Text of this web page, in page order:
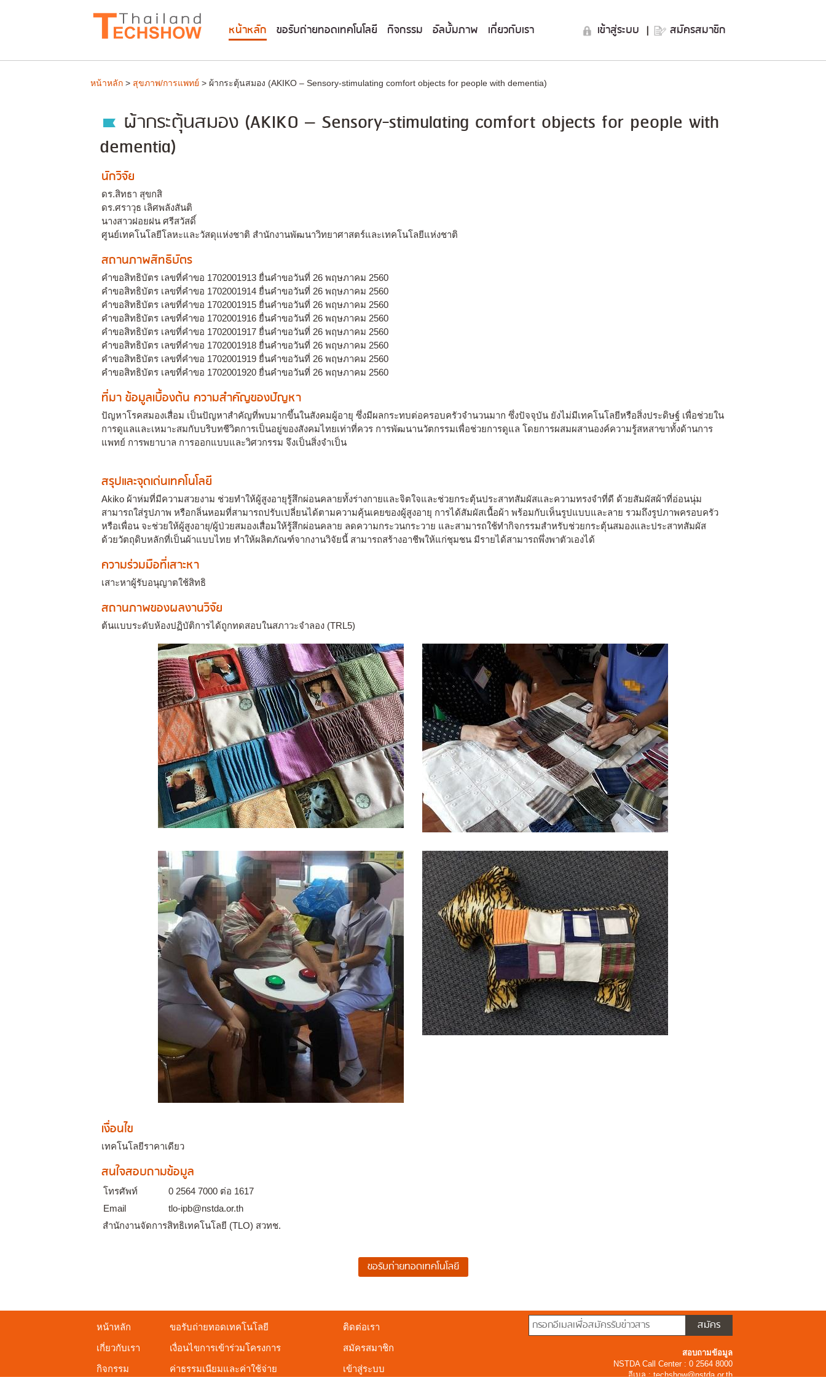
หน้าหลัก ขอรับถ่ายทอดเทคโนโลยี กิจกรรม อัลบั้มภาพ เกี่ยวกับเรา เข้าสู่ระบบ | สมัครสมาชิก
หน้าหลัก > สุขภาพ/การแพทย์ > ผ้ากระตุ้นสมอง (AKIKO – Sensory-stimulating comfort objects for people with dementia)
ผ้ากระตุ้นสมอง (AKIKO – Sensory-stimulating comfort objects for people with
dementia)
นักวิจัย
ดร.สิทธา สุขกสิ
ดร.ศราวุธ เลิศพลังสันติ
นางสาวฝอยฝน ศรีสวัสดิ์
ศูนย์เทคโนโลยีโลหะและวัสดุแห่งชาติ สํานักงานพัฒนาวิทยาศาสตร์และเทคโนโลยีแห่งชาติ
สถานภาพสิทธิบัตร
คำขอสิทธิบัตร เลขที่คำขอ 1702001913 ยื่นคำขอวันที่ 26 พฤษภาคม 2560
คำขอสิทธิบัตร เลขที่คำขอ 1702001914 ยื่นคำขอวันที่ 26 พฤษภาคม 2560
คำขอสิทธิบัตร เลขที่คำขอ 1702001915 ยื่นคำขอวันที่ 26 พฤษภาคม 2560
คำขอสิทธิบัตร เลขที่คำขอ 1702001916 ยื่นคำขอวันที่ 26 พฤษภาคม 2560
คำขอสิทธิบัตร เลขที่คำขอ 1702001917 ยื่นคำขอวันที่ 26 พฤษภาคม 2560
คำขอสิทธิบัตร เลขที่คำขอ 1702001918 ยื่นคำขอวันที่ 26 พฤษภาคม 2560
คำขอสิทธิบัตร เลขที่คำขอ 1702001919 ยื่นคำขอวันที่ 26 พฤษภาคม 2560
คำขอสิทธิบัตร เลขที่คำขอ 1702001920 ยื่นคำขอวันที่ 26 พฤษภาคม 2560
ที่มา ข้อมูลเบื้องต้น ความสำคัญของปัญหา
ปัญหาโรคสมองเสื่อม เป็นปัญหาสำคัญที่พบมากขึ้นในสังคมผู้อายุ ซึ่งมีผลกระทบต่อครอบครัวจำนวนมาก ซึ่งปัจจุบัน ยังไม่มีเทคโนโลยีหรือสิ่งประดิษฐ์ เพื่อช่วยใน
การดูแลและเหมาะสมกับบริบทชีวิตการเป็นอยู่ของสังคมไทยเท่าที่ควร การพัฒนานวัตกรรมเพื่อช่วยการดูแล โดยการผสมผสานองค์ความรู้สหสาขาทั้งด้านการ
แพทย์ การพยาบาล การออกแบบและวิศวกรรม จึงเป็นสิ่งจำเป็น
สรุปและจุดเด่นเทคโนโลยี
Akiko ผ้าห่มที่มีความสวยงาม ช่วยทำให้ผู้สูงอายุรู้สึกผ่อนคลายทั้งร่างกายและจิตใจและช่วยกระตุ้นประสาทสัมผัสและความทรงจำที่ดี ด้วยสัมผัสผ้าที่อ่อนนุ่ม
สามารถใส่รูปภาพ หรือกลิ่นหอมที่สามารถปรับเปลี่ยนได้ตามความคุ้นเคยของผู้สูงอายุ การได้สัมผัสเนื้อผ้า พร้อมกับเห็นรูปแบบและลาย รวมถึงรูปภาพครอบครัว
หรือเพื่อน จะช่วยให้ผู้สูงอายุ/ผู้ป่วยสมองเสื่อมให้รู้สึกผ่อนคลาย ลดความกระวนกระวาย และสามารถใช้ทำกิจกรรมสำหรับช่วยกระตุ้นสมองและประสาทสัมผัส
ด้วยวัตถุดิบหลักที่เป็นผ้าแบบไทย ทำให้ผลิตภัณฑ์จากงานวิจัยนี้ สามารถสร้างอาชีพให้แก่ชุมชน มีรายได้สามารถพึ่งพาตัวเองได้
ความร่วมมือที่เสาะหา
เสาะหาผู้รับอนุญาตใช้สิทธิ
สถานภาพของผลงานวิจัย
ต้นแบบระดับห้องปฏิบัติการได้ถูกทดสอบในสภาวะจำลอง (TRL5)
เงื่อนไข
เทคโนโลยีราคาเดียว
สนใจสอบถามข้อมูล
โทรศัพท์
0 2564 7000 ต่อ 1617
Email
tlo-ipb@nstda.or.th
สำนักงานจัดการสิทธิเทคโนโลยี (TLO) สวทช.
หน้าหลัก
เกี่ยวกับเรา
กิจกรรม
ขอรับถ่ายทอดเทคโนโลยี
เงื่อนไขการเข้าร่วมโครงการ
ค่าธรรมเนียมและค่าใช้จ่าย
ติดต่อเรา
สมัครสมาชิก
เข้าสู่ระบบ
สอบถามข้อมูล
NSTDA Call Center : 0 2564 8000
อีเมล :techshow@nstda.or.th